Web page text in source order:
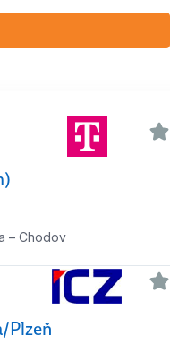
– Chodov
Plzeň